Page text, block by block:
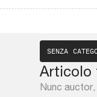
SENZA
Articolo
Nunc